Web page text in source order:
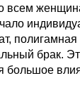
всем
брак.
большое